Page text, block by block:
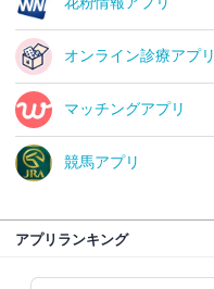
オンライン診療アプリ
マッチングアプリ
競馬アプリ
アプリランキング